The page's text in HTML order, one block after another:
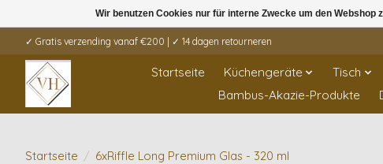
✓ Gratis verzending vanaf €200 | ✓ 14 dagen retourneren
Startseite Küchengeräte Tisch
Bambus-Akazie-Produkte
Startseite / 6xRiffle Long Premium Glas - 320 ml
Wir benutzen Cookies nur für interne Zwecke um den Webshop